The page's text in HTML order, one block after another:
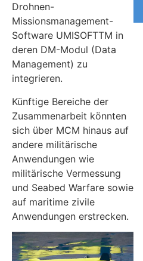
Drohnen-
Missionsmanagement-
Software UMISOFTTM in
deren DM-Modul (Data
Management) zu
integrieren.
Künftige Bereiche der
Zusammenarbeit könnten
sich über MCM hinaus auf
andere militärische
Anwendungen wie
militärische Vermessung
und Seabed Warfare sowie
auf maritime zivile
Anwendungen erstrecken.